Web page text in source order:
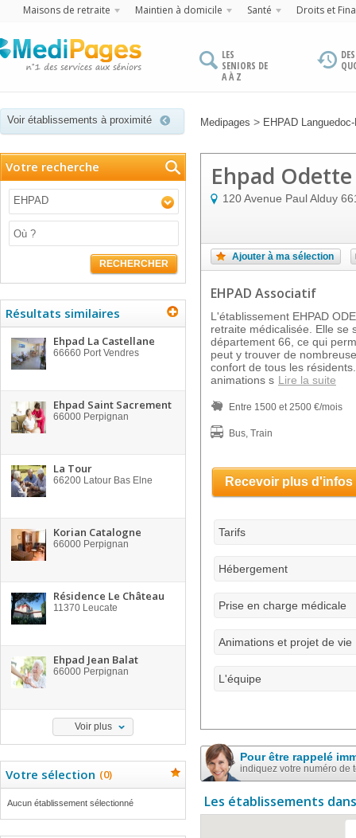
Maisons de retraite Maintien à domicile Santé Droits et
LES
SENIORS DE
A À Z
Voir établissements à proximité Medipages > EHPAD
Votre recherche
EHPAD
RECHERCHER
Résultats similaires
Ehpad La Castellane
66660 Port Vendres
Ehpad Saint Sacrement
66000 Perpignan
La Tour
66200 Latour Bas Elne
Korian Catalogne
66000 Perpignan
Résidence Le Château
11370 Leucate
Ehpad Jean Balat
66000 Perpignan
Voir plus
Votre sélection (0)
Aucun établissement sélectionné
Ehpad
120 Avenue Paul Alduy
Ajouter à ma sélection
EHPAD Associatif
L'établissement EHPAD
retraite médicalisée. Elle se
département 66, ce qui
peut y trouver de
confort de tous les
animations s Lire la suite
Entre 1500 et 2500 €/mois
Bus, Train
Recevoir plus d'infos
Tarifs
Hébergement
Prise en charge médicale
Animations et projet de vie
L'équipe
Pour être rappelé
indiquez votre numéro de
Les établissements